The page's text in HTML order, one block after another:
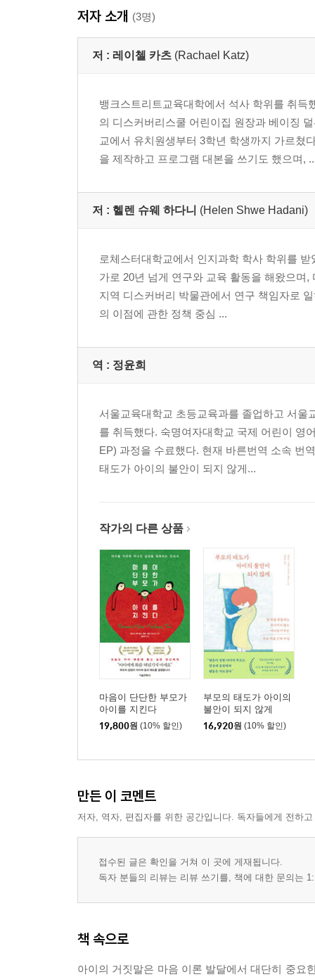
저자 소개 (3명)
저 : 레이첼 카츠 (Rachael Katz)
뱅크스트리트교육대학에서 석사 학위를 취
의 디스커버리스쿨 어린이집 원장과 베이징
교에서 유치원생부터 3학년 학생까지 가르쳤
을 제작하고 프로그램 대본을 쓰기도 했으며,
저 : 헬렌 슈웨 하다니 (Helen Shwe Hadani)
로체스터대학교에서 인지과학 학사 학위를
가로 20년 넘게 연구와 교육 활동을 해왔으며
지역 디스커버리 박물관에서 연구 책임자로
의 이점에 관한 정책 중심 ...
역 : 정윤희
서울교육대학교 초등교육과를 졸업하고 서
를 취득했다. 숙명여자대학교 국제 어린이 영
EP) 과정을 수료했다. 현재 바른번역 소속 번
태도가 아이의 불안이 되지 않게...
작가의 다른 상품
마음이 단단한 부모가
아이를 지킨다
19,800원 (10% 할인)
부모의 태도가 아이의
불안이 되지 않게
16,920원 (10% 할인)
만든 이 코멘트
저자, 역자, 편집자를 위한 공간입니다. 독자들에게 전하
접수된 글은 확인을 거쳐 이 곳에 게재됩니다.
독자 분들의 리뷰는 리뷰 쓰기를, 책에 대한 문의는
책 속으로
아이의 거짓말은 마음 이론 발달에서 대단히 중요